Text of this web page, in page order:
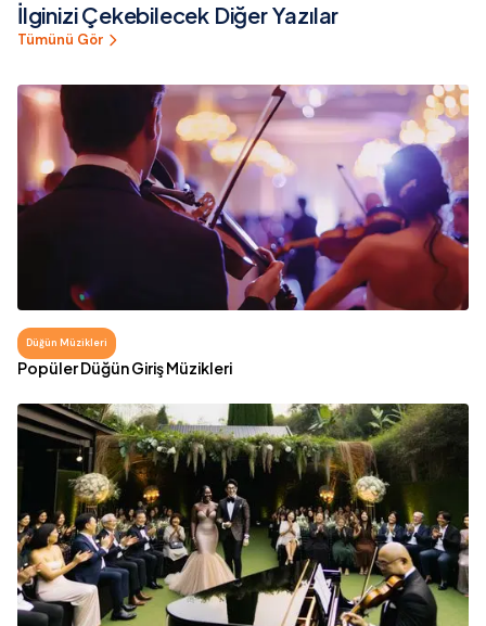
İlginizi Çekebilecek Diğer Yazılar
Tümünü Gör
Düğün Müzikleri
Popüler Düğün Giriş Müzikleri